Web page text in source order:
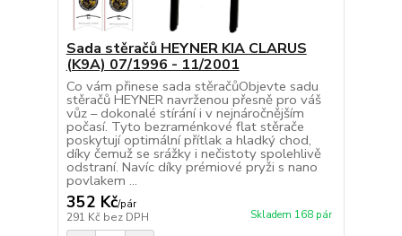
Sada stěračů HEYNER KIA CLARUS
(K9A) 07/1996 - 11/2001
Co vám přinese sada stěračůObjevte sadu
stěračů HEYNER navrženou přesně pro váš
vůz – dokonalé stírání i v nejnáročnějším
počasí. Tyto bezraménkové flat stěrače
poskytují optimální přítlak a hladký chod,
díky čemuž se srážky i nečistoty spolehlivě
odstraní. Navíc díky prémiové pryži s nano
povlakem ...
352 Kč/pár
291 Kč bez DPH Skladem 168 pár